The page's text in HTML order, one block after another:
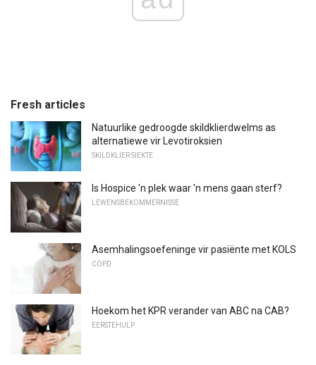
Fresh articles
Natuurlike gedroogde skildklierdwelms as
alternatiewe vir Levotiroksien
SKILDKLIER SIEKTE
Is Hospice 'n plek waar 'n mens gaan sterf?
LEWENSBEKOMMERNISSE
Asemhalingsoefeninge vir pasiënte met KOLS
COPD
Hoekom het KPR verander van ABC na CAB?
EERSTEHULP